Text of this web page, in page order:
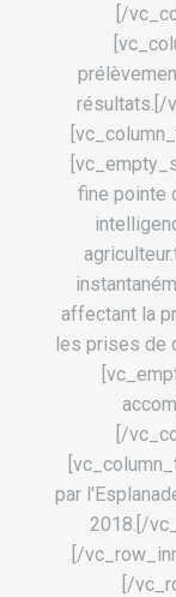
[/
résultats.[/
fine pointe
affectant la
les prises de
[/
par
2018.[/
[/
[/